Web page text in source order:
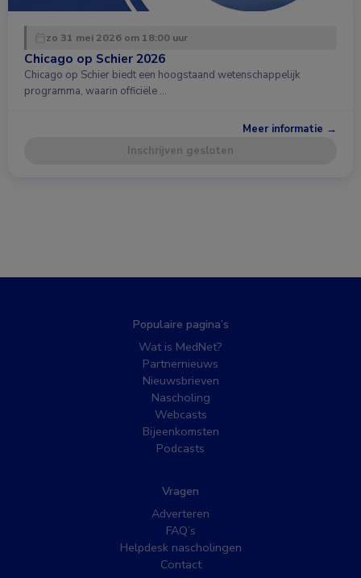
zo 31 mei 2026 om 18:00 uur
Chicago op Schier 2026
Chicago op Schier biedt een hoogstaand wetenschappelijk
programma, waarin officiële …
Meer informatie →
Inschrijven gesloten
Populaire pagina’s
Wat is MedNet?
Partnernieuws
Nieuwsbrieven
Nascholing
Webcasts
Bijeenkomsten
Podcasts
Vragen
Adverteren
FAQ’s
Helpdesk nascholingen
Contact